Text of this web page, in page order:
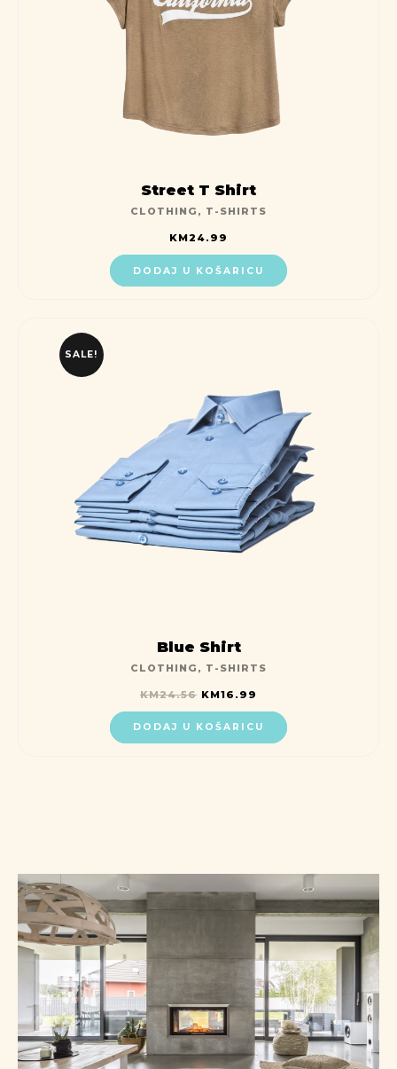
Street T Shirt
CLOTHING , T-SHIRTS
KM24.99
DODAJ U KOŠARICU
SALE!
Blue Shirt
CLOTHING , T-SHIRTS
KM24.56 KM16.99
DODAJ U KOŠARICU